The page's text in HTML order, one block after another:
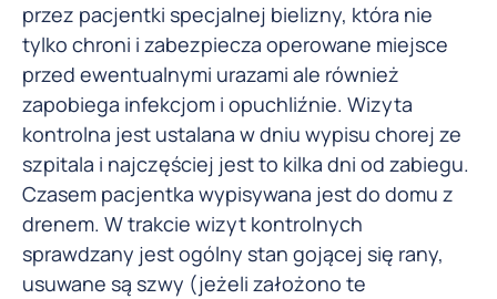
przez pacjentki specjalnej bielizny, która nie
tylko chroni i zabezpiecza operowane miejsce
przed ewentualnymi urazami ale również
zapobiega infekcjom i opuchliźnie. Wizyta
kontrolna jest ustalana w dniu wypisu chorej ze
szpitala i najczęściej jest to kilka dni od zabiegu.
Czasem pacjentka wypisywana jest do domu z
drenem. W trakcie wizyt kontrolnych
sprawdzany jest ogólny stan gojącej się rany,
usuwane są szwy (jeżeli założono te